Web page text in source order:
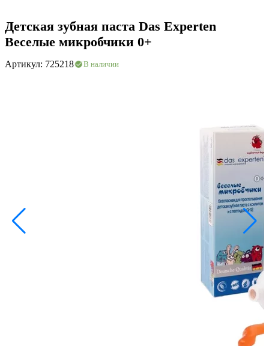
Детская зубная паста Das Experten
Веселые микробчики 0+
Артикул: 725218 В наличии